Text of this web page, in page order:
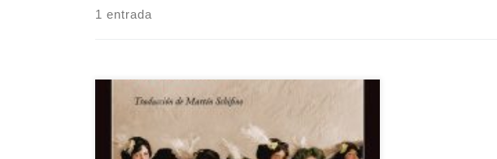
1 entrada
gracias a la editorial Impedimenta, que ya en 2015
publicó la obra más alabada del autor, Los políglotas